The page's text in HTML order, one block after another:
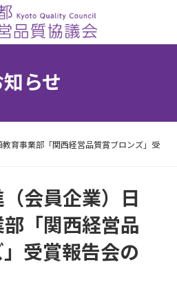
知らせ
育事業部「関西経営品質賞ブロンズ」受
会員企業）日
「関西経営品
受賞報告会の